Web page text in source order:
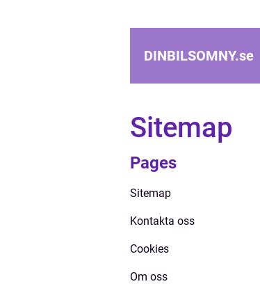
DINBILSOMNY.se
Sitemap
Pages
Sitemap
Kontakta oss
Cookies
Om oss